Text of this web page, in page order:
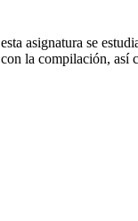
asignatura se
la compilación, así